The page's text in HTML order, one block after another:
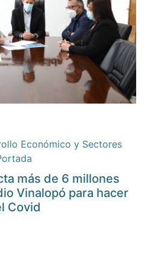
Económico y Sectores
más de 6 millones
Vinalopó para hacer
Covid